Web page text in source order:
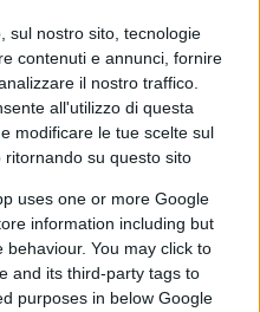
sul nostro sito, tecnologie
contenuti e annunci, fornire
il nostro traffico.
all'utilizzo di questa
modificare le tue scelte sul
su questo sito
uses one or more Google
information including but
You may click to
and its third-party tags to
purposes in below Google
del 19 luglio
#COVID
#RESTRIZIONI